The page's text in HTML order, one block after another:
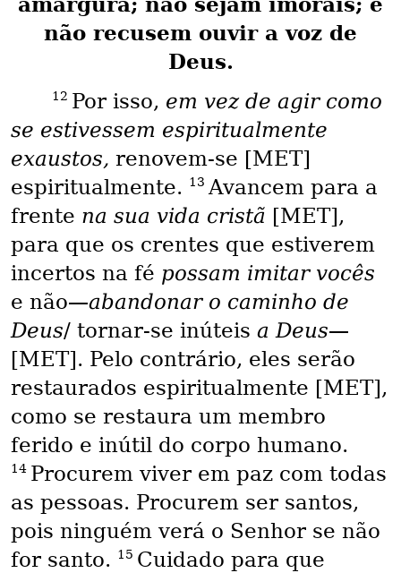
não recusem ouvir a voz de
Deus.
12 Por isso, em vez de agir como
se estivessem espiritualmente
exaustos, renovem-se [MET]
espiritualmente. 13 Avancem para a
frente na sua vida cristã [MET],
para que os crentes que estiverem
incertos na fé possam imitar vocês
e não—abandonar o caminho de
Deus/ tornar-se inúteis a Deus—
[MET]. Pelo contrário, eles serão
restaurados espiritualmente [MET],
como se restaura um membro
ferido e inútil do corpo humano.
14 Procurem viver em paz com todas
as pessoas. Procurem ser santos,
pois ninguém verá o Senhor se não
for santo. 15 Cuidado para que